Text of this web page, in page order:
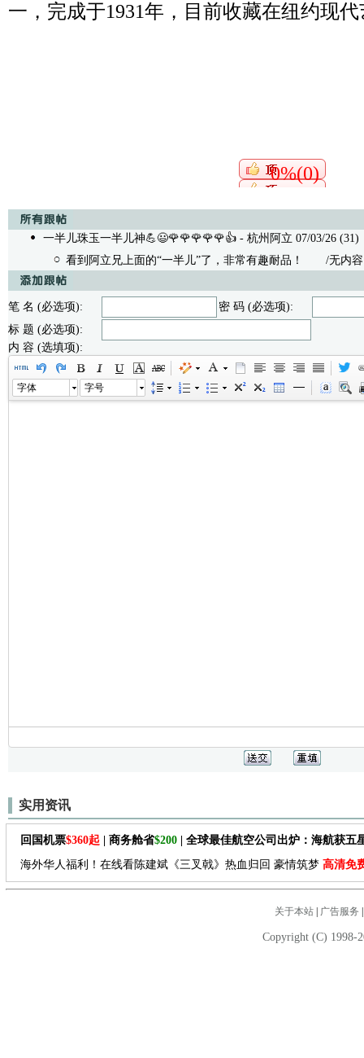
一，完成于1931年，目前收藏在纽约现
0%(0)
一半儿珠玉一半儿神💪😃🌹🌹🌹🌹🌹👍 - 杭州阿立 07/03/26 (31)
看到阿立兄上面的“一半儿”了，非常有趣耐品！
/无内容 -
笔 名 (必选项):
密 码 (必选项):
标 题 (必选项):
内 容 (选填项):
字体 字号
实用资讯
回国机票$360起 | 商务舱省$200 | 全球最佳航空公司出炉：海航获五
海外华人福利！在线看陈建斌《三叉戟》热血归回 豪情筑梦 高清免
关于本站| 广告服务
Copyright (C) 1998-